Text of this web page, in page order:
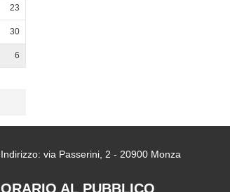
23
30
6
Indirizzo: via Passerini, 2 - 20900 Monza
ORARIO AL PUBBLICO